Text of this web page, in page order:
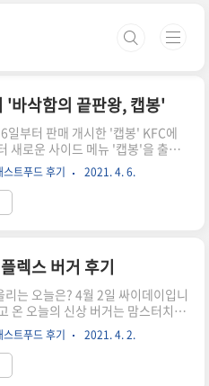
'바삭함의 끝판왕, 캡봉'
일부터 판매 개시한 '캡봉' KFC에
새로운 사이드 메뉴 '캡봉'을 출시
바삭한 최고봉 캡봉 살사소스와
다고 합니다. 우선 가격 정보 부터
은 매장(+ 징거벨 오더) 가격과 딜
금 다릅니다. 매장(+징거벨 오더)
= 4,500원 캡봉 5조각 + 살사소스
리는 굳이 알아보지 않고 먹는 것
도 한 번 알아보시죠. 캡봉(개당) -
량 72kcal, 당류는 다행스럽게 0,
지방 1.2g, 나트륨 121mg 살사소
트푸드 후기 2021. 4. 6.
렉스 버거 후기
리는 오늘은? 4월 2일 싸이데이입니
온 오늘의 신상 버거는 맘스터치 싸
번 구경하러 가볼까요? 맘스터치
바로 가기 전, 맘스터치에서 4월에
저 구경하겠습니다. 바로 소개할
- 싸이패티가 무려 2장! 그리고 싸
트푸드 후기 2021. 4. 2.